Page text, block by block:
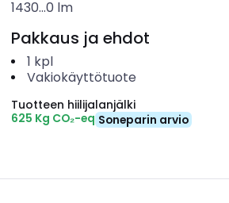
1430...0 lm
Pakkaus ja ehdot
1 kpl
Vakiokäyttötuote
Tuotteen hiilijalanjälki
625 Kg CO₂-eq Soneparin arvio